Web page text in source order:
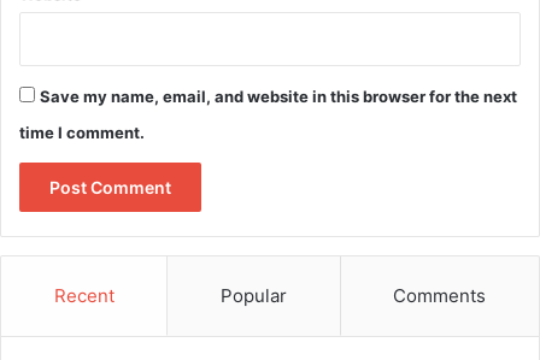
Save my name, email, and website in this browser for the next
time I comment.
Recent Popular Comments